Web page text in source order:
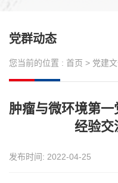
党群动态
您当前的位置 : 首页 > 党建
肿瘤与微环境第
经验交
发布时间: 2022-04-25